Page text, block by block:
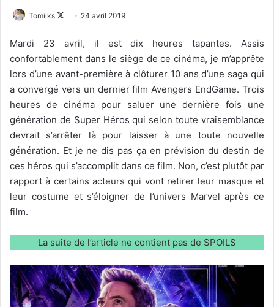
Tomiiks
Follow
X
24 avril 2019
Mardi 23 avril, il est dix heures tapantes. Assis
confortablement dans le siège de ce cinéma, je m’apprête
lors d’une avant-première à clôturer 10 ans d’une saga qui
a convergé vers un dernier film Avengers EndGame. Trois
heures de cinéma pour saluer une dernière fois une
génération de Super Héros qui selon toute vraisemblance
devrait s’arrêter là pour laisser à une toute nouvelle
génération. Et je ne dis pas ça en prévision du destin de
ces héros qui s’accomplit dans ce film. Non, c’est plutôt par
rapport à certains acteurs qui vont retirer leur masque et
leur costume et s’éloigner de l’univers Marvel après ce
film.
La suite de l’article ne contient pas de SPOILS